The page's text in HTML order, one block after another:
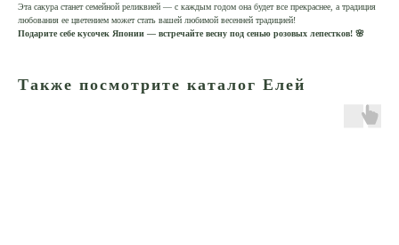
Эта сакура станет семейной реликвией — с каждым годом она будет все прекраснее, а традиция
любования ее цветением может стать вашей любимой весенней традицией!
Подарите себе кусочек Японии — встречайте весну под сенью розовых лепестков! 🌸
Также посмотрите каталог Елей